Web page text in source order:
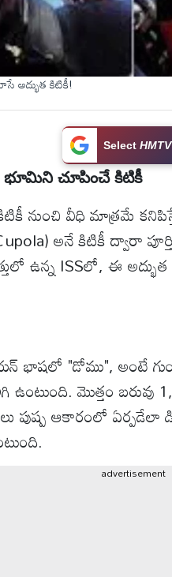
అద్భుత కిటికీ!
Source
భూమిని చూపించే కిటికీ
నుంచి వీధి మాత్రమే
అనే కిటికీ ద్వారా
ఉన్న ISSలో, ఈ
"డోము", అంటే
ఉంటుంది. మొత్తం
పుష్ప ఆకారంలో
advertisement